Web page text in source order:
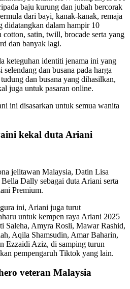
baju kurung dan jubah bercorak
dari bayi, kanak-kanak, remaja
didatangkan dalam hampir 10
cotton, satin, twill, brocade serta yang
dan banyak lagi.
keteguhan identiti jenama ini yang
dan busana pada harga
dan busana yang dihasilkan,
juga untuk pasaran online.
ini disasarkan untuk semua wanita
kekal duta Ariani
jelitawan Malaysia, Datin Lisa
Dally sebagai duta Ariani serta
Premium.
ini, Ariani juga turut
untuk kempen raya Ariani 2025
Saleha, Amyra Rosli, Mawar Rashid,
Aqila Shamsudin, Amar Baharin,
Ezzaidi Aziz, di samping turun
pempengaruh Tiktok yang lain.
veteran Malaysia